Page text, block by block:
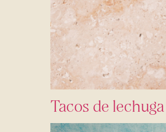
Tacos de